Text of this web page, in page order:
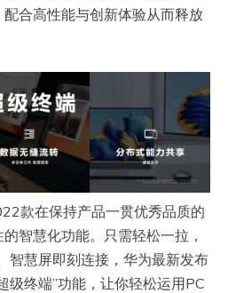
合高性能与创新体验从而释放
款在保持产品一贯优秀品质的
智慧化功能。只需轻松一拉，
智慧屏即刻连接，华为最新发布
级终端”功能，让你轻松运用PC